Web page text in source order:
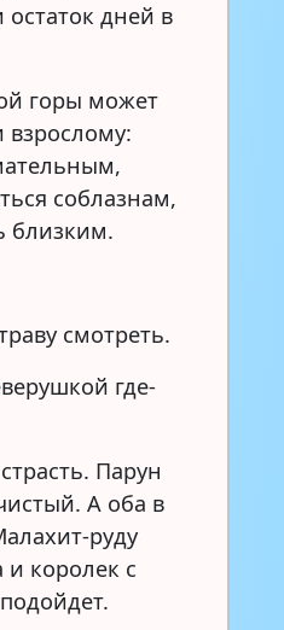
остаток дней в
горы может
взрослому:
соблазнам,
близким.
смотреть.
где-
Парун
А оба в
руду
и королек с